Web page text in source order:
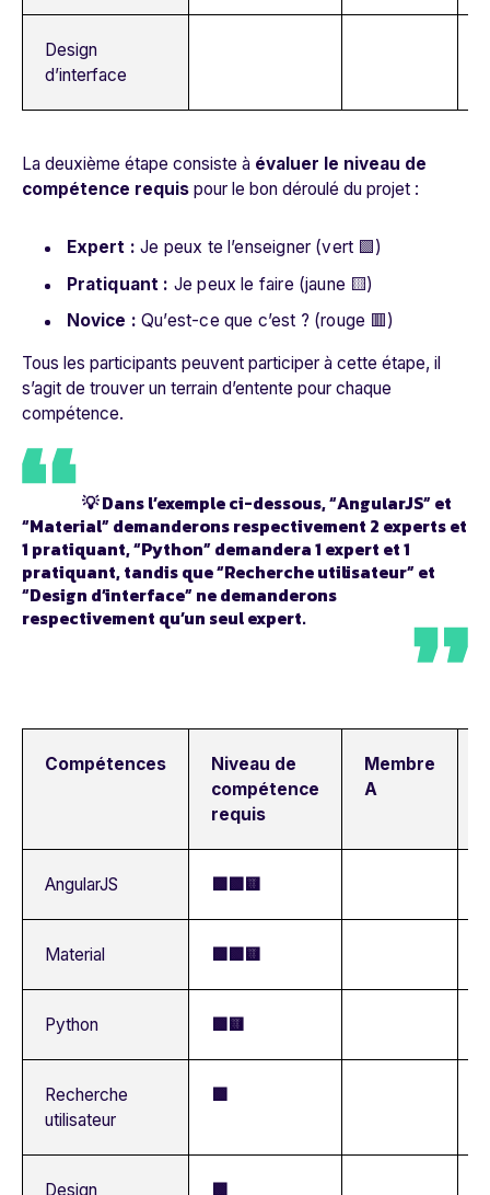
Design
d’interface
La deuxième étape consiste à évaluer le niveau de
compétence requis pour le bon déroulé du projet :
Expert : Je peux te l’enseigner (vert 🟩)
Pratiquant : Je peux le faire (jaune 🟨)
Novice : Qu’est-ce que c’est ? (rouge 🟥)
Tous les participants peuvent participer à cette étape, il
s’agit de trouver un terrain d’entente pour chaque
compétence.
💡 Dans l’exemple ci-dessous, “AngularJS” et
“Material” demanderons respectivement 2 experts et
1 pratiquant, “Python” demandera 1 expert et 1
pratiquant, tandis que “Recherche utilisateur” et
“Design d’interface” ne demanderons
respectivement qu’un seul expert.
Compétences
Niveau de
compétence
requis
Membre
A
AngularJS 🟩🟩🟨
Material 🟩🟩🟨
Python 🟩🟨
Recherche
utilisateur
Design